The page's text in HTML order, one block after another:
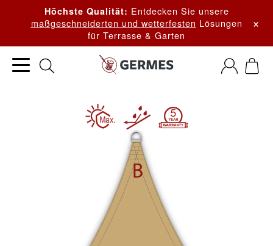
Höchste Qualität: Entdecken Sie unsere
maßgeschneiderten und wetterfesten Lösungen
für Terrasse & Garten
×